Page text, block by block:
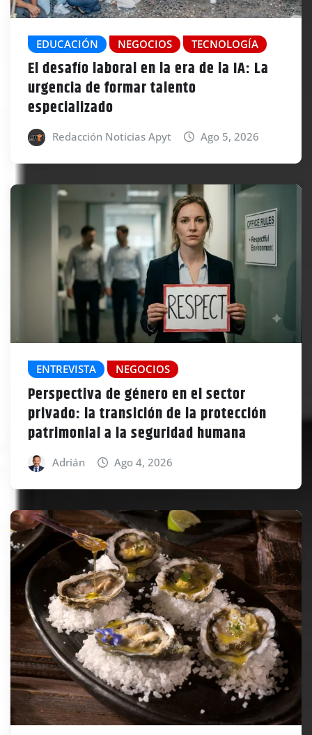
EDUCACIÓN NEGOCIOS TECNOLOGÍA
El desafío laboral en la era de la IA: La
urgencia de formar talento
especializado
Redacción Noticias Apyt Ago 5, 2026
ENTREVISTA NEGOCIOS
Perspectiva de género en el sector
privado: la transición de la protección
patrimonial a la seguridad humana
Adrián Ago 4, 2026